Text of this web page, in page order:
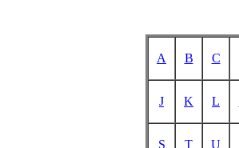
C
B
A
L
K
J
U
T
S